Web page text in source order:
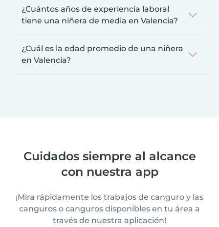
¿Cuántos años de experiencia laboral
tiene una niñera de media en Valencia?
¿Cuál es la edad promedio de una niñera
en Valencia?
Cuidados siempre al alcance
con nuestra app
¡Mira rápidamente los trabajos de canguro y las
canguros o canguros disponibles en tu área a
través de nuestra aplicación!